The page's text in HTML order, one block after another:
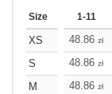
Size 1-11
XS 48.86 zł
S
48.86 zł
M
48.86 zł